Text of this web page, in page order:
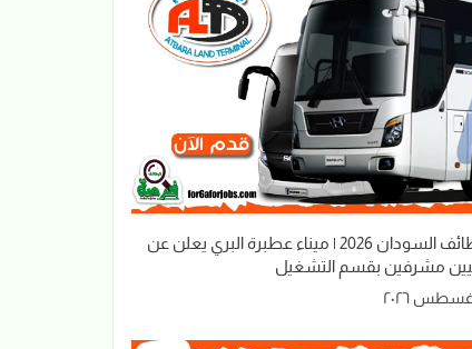
وظائف السودان 2026 | ميناء عطبرة البري يعلن عن
مشرفين بقسم التشغيل